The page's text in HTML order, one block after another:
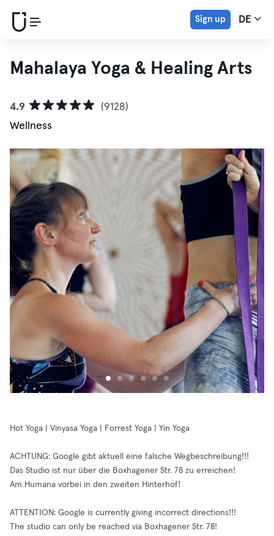
Sign up DE
Mahalaya Yoga & Healing Arts
4.9
(9128)
Wellness
Hot Yoga | Vinyasa Yoga | Forrest Yoga | Yin Yoga
ACHTUNG: Google gibt aktuell eine falsche Wegbeschreibung!!!
Das Studio ist nur über die Boxhagener Str. 78 zu erreichen!
Am Humana vorbei in den zweiten Hinterhof!
ATTENTION: Google is currently giving incorrect directions!!!
The studio can only be reached via Boxhagener Str. 78!